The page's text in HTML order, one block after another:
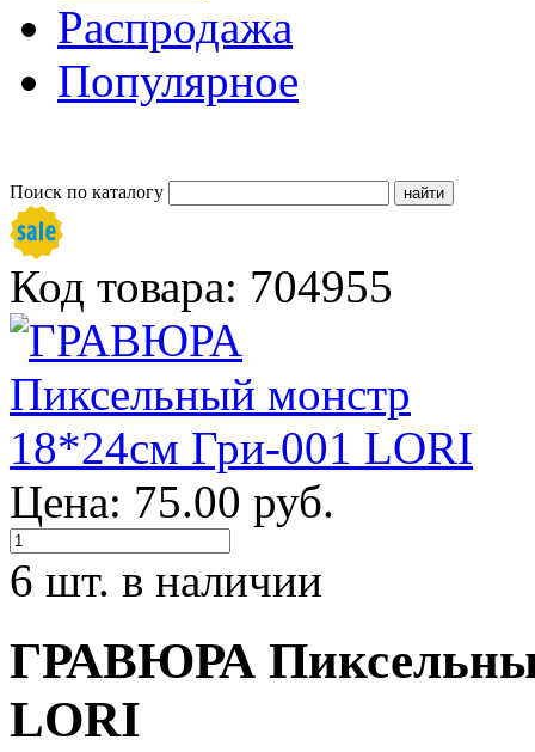
Распродажа
Популярное
Поиск по каталогу
Код товара: 704955
Цена: 75.00 руб.
6 шт. в наличии
ГРАВЮРА
LORI